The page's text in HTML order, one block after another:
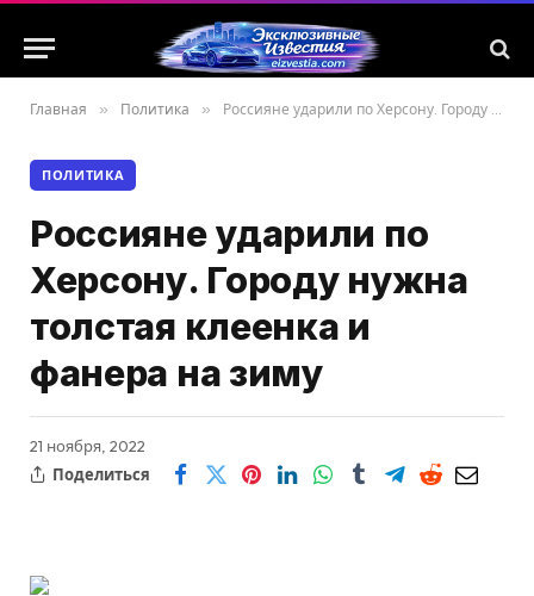
Главная » Политика » Россияне ударили по Херсону. Городу нужна толстая клеенка и фанера на зиму
ПОЛИТИКА
Россияне ударили по
Херсону. Городу нужна
толстая клеенка и
фанера на зиму
21 ноября, 2022
Поделиться